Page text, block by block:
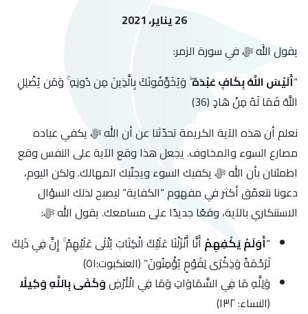
26 يناير، 2021
يقول الله ﷻ في سورة الزمر:
“أَلَيْسَ اللَّهُ بِكَافٍ عَبْدَهُۖ وَيُخَوِّفُونَكَ بِالَّذِينَ مِن دُونِهِ ۚ وَمَن يُضْلِلِ
اللَّهُ فَمَا لَهُ مِنْ هَادٍ (36)
نعلم أن هذه الآية الكريمة تحدّثنا عن أن الله ﷻ يكفي عباده
مصارع السوء والمخاوف. يجعل هذا وقع الآية على النفس وقع
اطمئنان بأن الله ﷻ يكفيك السوء ويجنّبك المهالك. ولكن اليوم،
دعونا نتعمّق أكثر في مفهوم “الكفاية” ليصبح لذلك السؤال
الاستنكاري بالآية، وقعًا جديدًا على مسامعك. يقول الله ﷻ:
“أَوَلَمْ يَكْفِهِمْ أَنَّا أَنْزَلْنَا عَلَيْكَ الْكِتَابَ يُتْلَى عَلَيْهِمْ ۚ إِنَّ فِي ذَلِكَ
لَرَحْمَةً وَذِكْرَى لِقَوْمٍ يُؤْمِنُونَ” ﴿العنكبوت:٥١﴾
وَلِلَّهِ مَا فِي السَّمَاوَاتِ وَمَا فِي الْأَرْضِوَكَفَىٰ بِاللَّهِ وَكِيلًا
﴿النساء: ١٣٢﴾